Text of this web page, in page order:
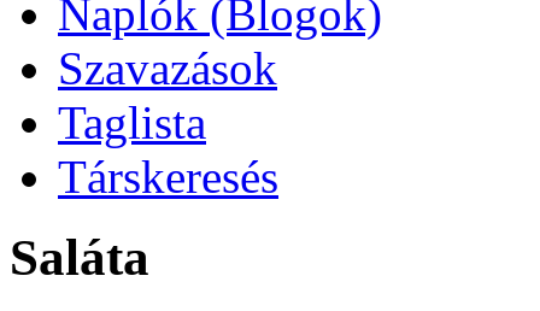
Naplók (Blogok)
Szavazások
Taglista
Társkeresés
Saláta